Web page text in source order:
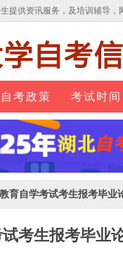
提供资讯服务，及培训辅导
自考政策 考试时间
育自学考试考生报考毕业
考生报考毕业